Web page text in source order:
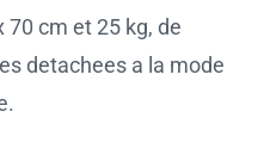
70 cm et 25 kg, de
detachees a la mode